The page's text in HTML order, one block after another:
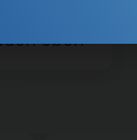
oben